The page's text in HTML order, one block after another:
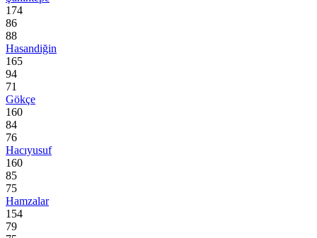
174
86
88
Hasandiğin
165
94
71
Gökçe
160
84
76
Hacıyusuf
160
85
75
Hamzalar
154
79